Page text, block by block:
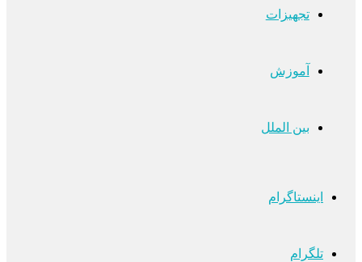
تجهیزات
آموزش
بین الملل
اینستاگرام
تلگرام